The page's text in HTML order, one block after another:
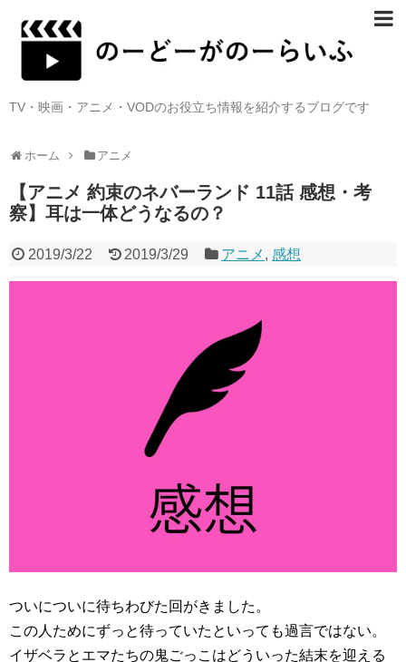
TV・映画・アニメ・VODのお役立ち情報を紹介するブログです
ホーム アニメ
【アニメ 約束のネバーランド 11話 感想・考
察】耳は一体どうなるの？
2019/3/22 2019/3/29 アニメ ,感想
ついについに待ちわびた回がきました。
この人ためにずっと待っていたといっても過言ではない。
イザベラとエマたちの鬼ごっこはどういった結末を迎える